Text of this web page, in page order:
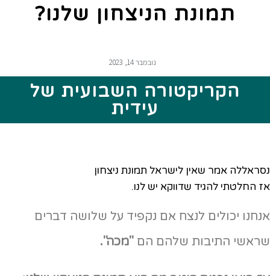
תמונת הניצחון שלנו?
נובמבר 14, 2023
הקריקטורה השבועית של
עידית
נסראללה אמר שאין לישראל תמונת ניצחון
אז החלטתי להגיד שדווקא יש לנו.
אנחנו יכולים לנצח אם נקפיד על שלושה דברים
שראשי התיבות שלהם הם "מכה".